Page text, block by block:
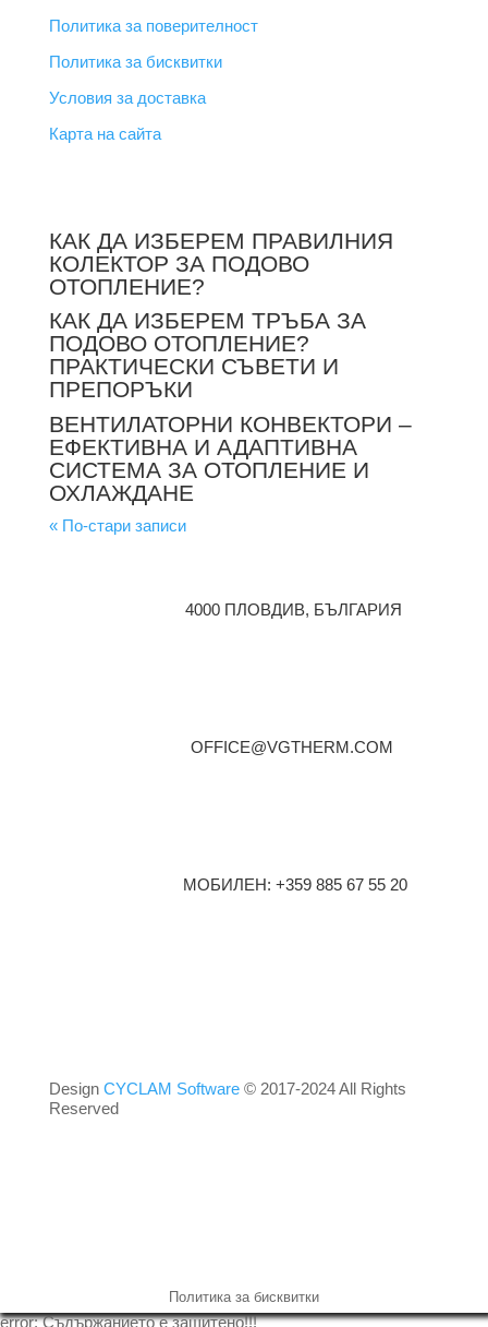
Политика за поверителност
Политика за бисквитки
Условия за доставка
Карта на сайта
КАК ДА ИЗБЕРЕМ ПРАВИЛНИЯ
КОЛЕКТОР ЗА ПОДОВО
ОТОПЛЕНИЕ?
КАК ДА ИЗБЕРЕМ ТРЪБА ЗА
ПОДОВО ОТОПЛЕНИЕ?
ПРАКТИЧЕСКИ СЪВЕТИ И
ПРЕПОРЪКИ
ВЕНТИЛАТОРНИ КОНВЕКТОРИ –
ЕФЕКТИВНА И АДАПТИВНА
СИСТЕМА ЗА ОТОПЛЕНИЕ И
ОХЛАЖДАНЕ
« По-стари записи
4000 ПЛОВДИВ, БЪЛГАРИЯ
OFFICE@VGTHERM.COM
МОБИЛЕН: +359 885 67 55 20
Design CYCLAM Software © 2017-2024 All Rights
Reserved
Политика за бисквитки
error:Съдържанието е защитено!!!